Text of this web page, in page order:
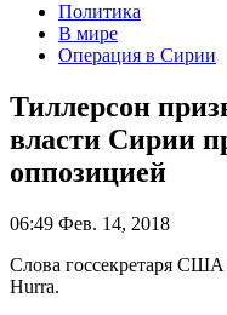
Политика
В мире
Операция в Сирии
Тиллерсон
власти Сирии
оппозицией
06:49 Фев. 14, 2018
Слова госсекретаря США
Hurra.